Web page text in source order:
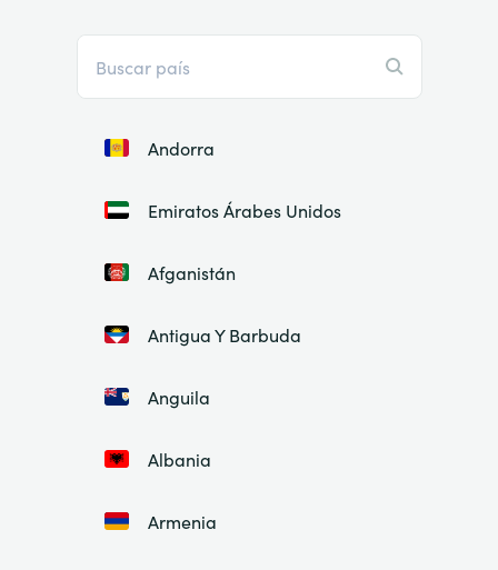
Andorra
Emiratos Árabes Unidos
Afganistán
Antigua Y Barbuda
Anguila
Albania
Armenia